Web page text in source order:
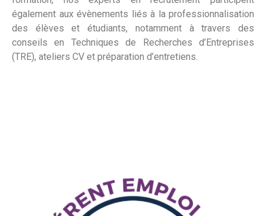
également aux évènements liés à la professionnalisation
des élèves et étudiants, notamment à travers des
conseils en Techniques de Recherches d’Entreprises
(TRE), ateliers CV et préparation d’entretiens.